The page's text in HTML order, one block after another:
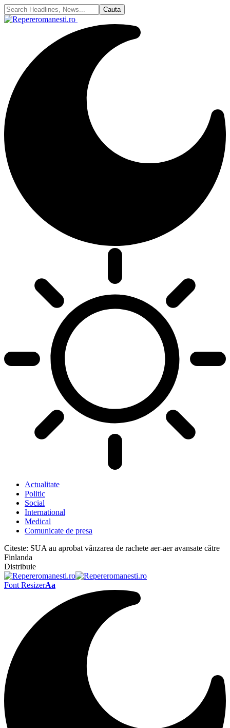
Actualitate
Politic
Social
International
Medical
Comunicate de presa
Citeste: SUA au aprobat vânzarea de rachete aer-aer avansate către
Finlanda
Distribuie
Font ResizerAa